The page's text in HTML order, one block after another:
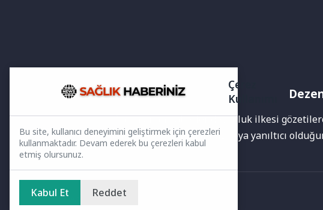
Yayınlanan haberler doğruluk ilkesi
bilgiler bulunabilir.Yanlış veya yanıltıcı
Ana Sayfa
Çerez
Kullanımı
Bu site, kullanıcı deneyimini geliştirmek için çerezleri
kullanmaktadır. Devam ederek bu çerezleri kabul
etmiş olursunuz.
Kabul Et Reddet